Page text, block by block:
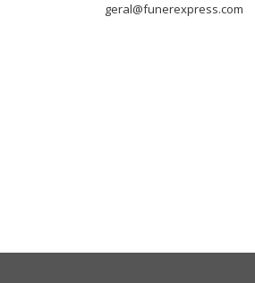
geral@funerexpress.com